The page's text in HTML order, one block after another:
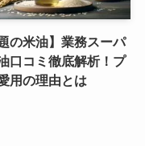
題の米油】業務スーパ
口コミ徹底解析！プ
用の理由とは